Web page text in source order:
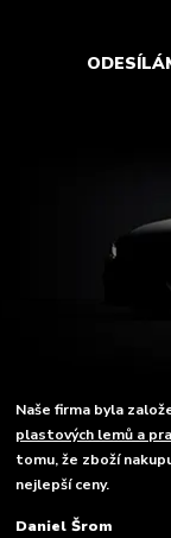
Naše firma byla
plastových lemů a
tomu, že zboží
nejlepší ceny.
Daniel Šrom